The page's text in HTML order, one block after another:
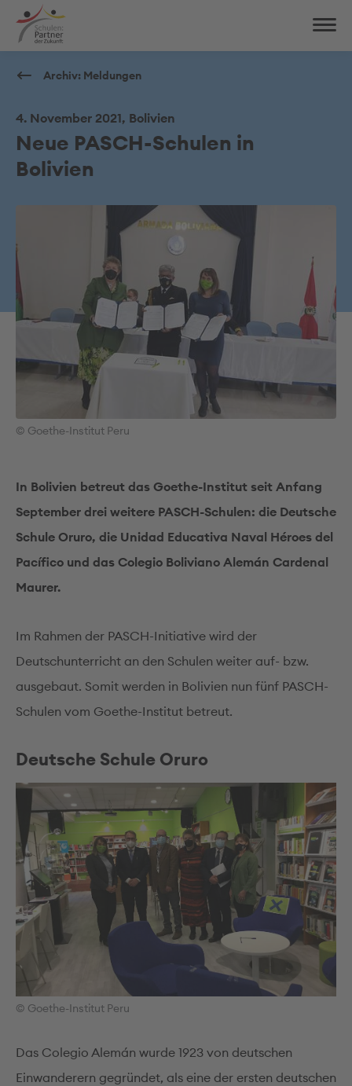
Archiv: Meldungen
4. November 2021, Bolivien
Neue PASCH-Schulen in
Bolivien
© Goethe-Institut Peru
In Bolivien betreut das Goethe-Institut seit Anfang
September drei weitere PASCH-Schulen: die Deutsche
Schule Oruro, die Unidad Educativa Naval Héroes del
Pacífico und das Colegio Boliviano Alemán Cardenal
Maurer.
Im Rahmen der PASCH-Initiative wird der
Deutschunterricht an den Schulen weiter auf- bzw.
ausgebaut. Somit werden in Bolivien nun fünf PASCH-
Schulen vom Goethe-Institut betreut.
Deutsche Schule Oruro
© Goethe-Institut Peru
Das Colegio Alemán wurde 1923 von deutschen
Einwanderern gegründet, als eine der ersten deutschen